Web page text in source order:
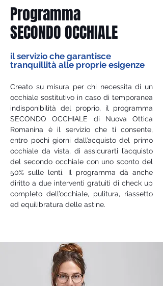
Programma
SECONDO OCCHIALE
il servizio che garantisce
tranquillità alle proprie esigenze
Creato su misura per chi necessita di un
occhiale sostitutivo in caso di temporanea
indisponibilità del proprio, il programma
SECONDO OCCHIALE di Nuova Ottica
Romanina è il servizio che ti consente,
entro pochi giorni dall’acquisto del primo
occhiale da vista, di assicurarti l’acquisto
del secondo occhiale con uno sconto del
50% sulle lenti. Il programma dà anche
diritto a due interventi gratuiti di check up
completo dell’occhiale, pulitura, riassetto
ed equilibratura delle astine.